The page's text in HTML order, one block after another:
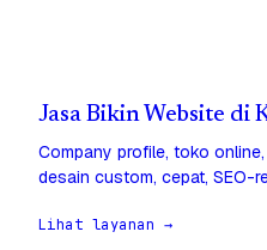
Jasa Bikin Website di
Company profile, toko
desain custom, cepat, SEO-
Lihat layanan →